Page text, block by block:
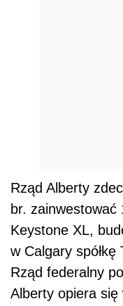
Rząd Alberty
br.
Keystone XL,
w Calgary
Rząd federalny
Alberty opiera